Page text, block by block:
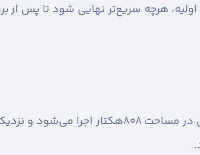
هرچه سریع‌تر نهایی شود تا پس از
وی اضافه کرد: پروژه شهرک گردشگری قائم در فاز